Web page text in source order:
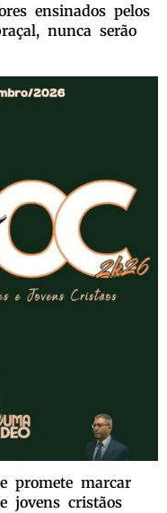
ensinados pelos
nunca serão
promete marcar
jovens cristãos